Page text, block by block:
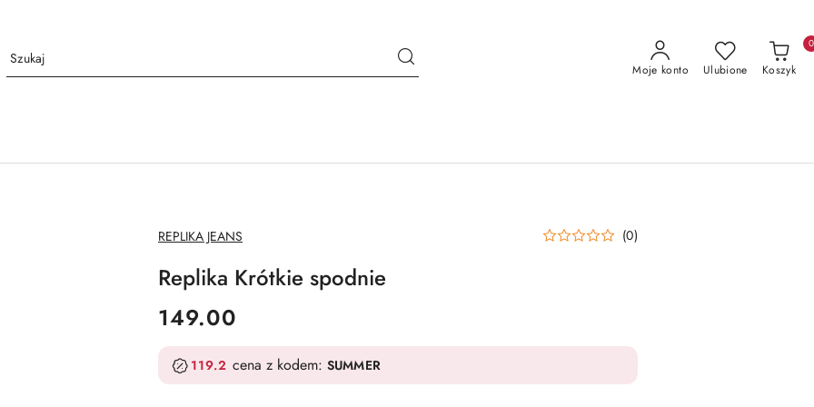
Moje konto Ulubione Koszyk
0
NAZWA
PRODUCENTA:
REPLIKA JEANS (0)
Replika Krótkie spodnie
cena:
149.00
119.2 cena z kodem: SUMMER